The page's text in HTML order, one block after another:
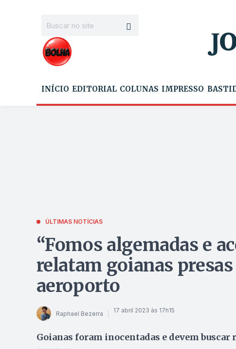
INÍCIO EDITORIAL COLUNAS IMPRESSO
ÚLTIMAS NOTÍCIAS
“Fomos algemadas e
relatam goianas
aeroporto
Raphael Bezerra 17 abril 2023 às 17h15
Goianas foram inocentadas e devem